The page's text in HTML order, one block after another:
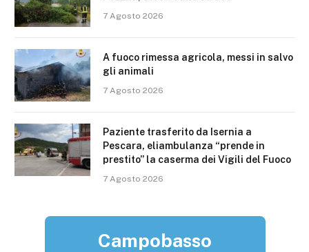
7 Agosto 2026
A fuoco rimessa agricola, messi in salvo
gli animali
7 Agosto 2026
Paziente trasferito da Isernia a
Pescara, eliambulanza “prende in
prestito” la caserma dei Vigili del Fuoco
7 Agosto 2026
Campobasso